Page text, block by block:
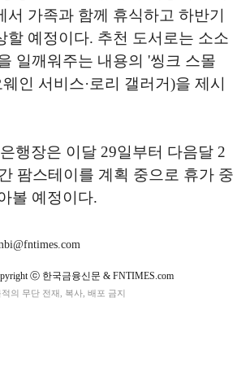
서 가족과 함께 휴식하고 하반기
할 예정이다. 추천 도서로는 소소
일깨워주는 내용의 '씽크 스몰
인 서비스·로리 갤러거)을 제시
행장은 이달 29일부터 다음달 2
팜스테이를 계획 중으로 휴가 중
볼 예정이다.
ⓒ 한국금융신문 & FNTIMES.com
의 무단 전재, 복사, 배포 금지